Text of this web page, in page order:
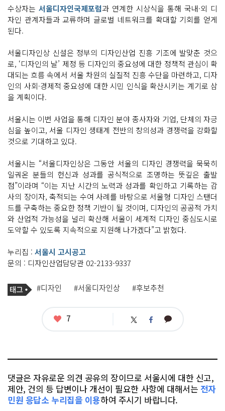
수상자는 서울디자인국제포럼과 연계한 시상식을 통해 국내·외 디
자인 관계자들과 교류하며 글로벌 네트워크를 확대할 기회를 얻게
된다.
서울디자인상 신설은 정부의 디자인산업 진흥 기조에 발맞춘 것으
로, ‘디자인의 날’ 제정 등 디자인의 중요성에 대한 정책적 관심이 확
대되는 흐름 속에서 서울 차원의 실질적 진흥 수단을 마련하고, 디자
인의 사회·경제적 중요성에 대한 시민 인식을 확산시키는 계기로 삼
을 계획이다.
서울시는 이번 사업을 통해 디자인 분야 종사자와 기업, 단체의 자긍
심을 높이고, 서울 디자인 생태계 전반의 창의성과 경쟁력을 강화할
것으로 기대하고 있다.
서울시는 “서울디자인상은 그동안 서울의 디자인 경쟁력을 묵묵히
일궈온 분들의 헌신과 성과를 공식적으로 조명하는 뜻깊은 출발
점”이라며 “이는 지난 시간의 노력과 성과를 확인하고 기록하는 감
사의 장이자, 축적되는 수여 사례를 바탕으로 서울형 디자인 스탠더
드를 구축하는 중요한 정책 기반이 될 것이며, 디자인의 공공적 가치
와 산업적 가능성을 널리 확산해 서울이 세계적 디자인 중심도시로
도약할 수 있도록 지속적으로 지원해 나가겠다”고 밝혔다.
누리집 : 서울시 고시공고
문의 : 디자인산업담당관 02-2133-9337
기
사
태
그
#디자인 #서울디자인상 #후보추천
좋
7 트 페 카
댓글은 자유로운 의견 공유의 장이므로 서울시에 대한 신고,
제안, 건의 등 답변이나 개선이 필요한 사항에 대해서는 전자
민원 응답소 누리집을 이용하여 주시기 바랍니다.